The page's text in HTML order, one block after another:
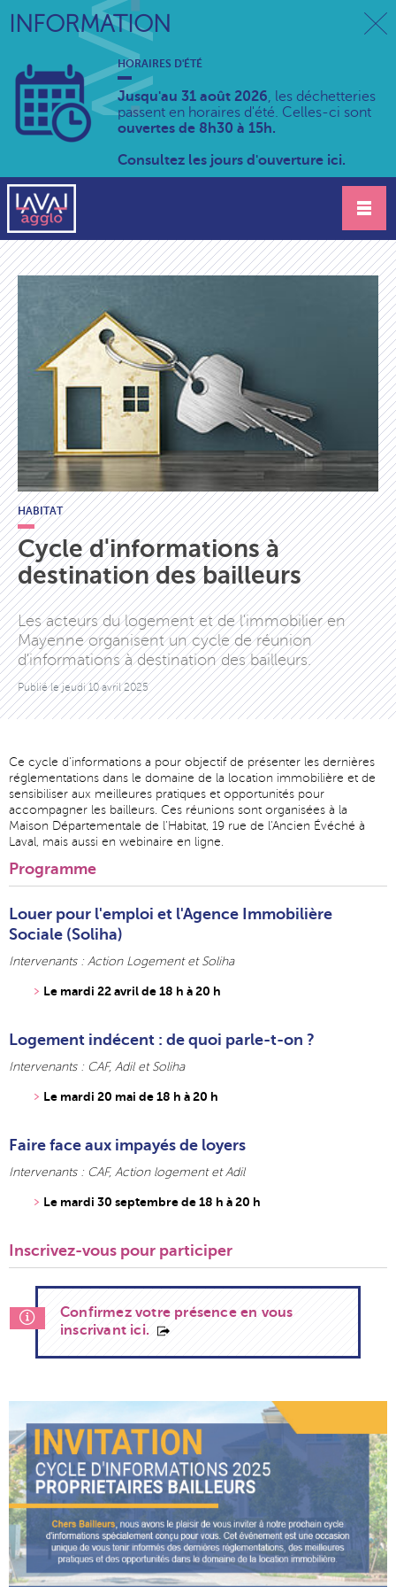
INFORMATION
HORAIRES D'ÉTÉ
Jusqu'au 31 août 2026, les déchetteries
passent en horaires d'été. Celles-ci sont
ouvertes de 8h30 à 15h.
Consultez les jours d'ouverture ici.
HABITAT
Cycle d'informations à
destination des bailleurs
Les acteurs du logement et de l'immobilier en
Mayenne organisent un cycle de réunion
d'informations à destination des bailleurs.
Publié lejeudi 10 avril 2025
Ce cycle d'informations a pour objectif de présenter les dernières
réglementations dans le domaine de la location immobilière et de
sensibiliser aux meilleures pratiques et opportunités pour
accompagner les bailleurs. Ces réunions sont organisées à la
Maison Départementale de l'Habitat, 19 rue de l'Ancien Évéché à
Laval, mais aussi en webinaire en ligne.
Programme
Louer pour l'emploi et l'Agence Immobilière
Sociale (Soliha)
Intervenants : Action Logement et Soliha
Le mardi 22 avril de 18 h à 20 h
Logement indécent : de quoi parle-t-on ?
Intervenants : CAF, Adil et Soliha
Le mardi 20 mai de 18 h à 20 h
Faire face aux impayés de loyers
Intervenants : CAF, Action logement et Adil
Le mardi 30 septembre de 18 h à 20 h
Inscrivez-vous pour participer
Confirmez votre présence en vous
inscrivant ici.